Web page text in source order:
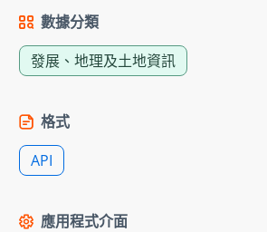
數據分類
發展、地理及土地資訊
格式
API
應用程式介面